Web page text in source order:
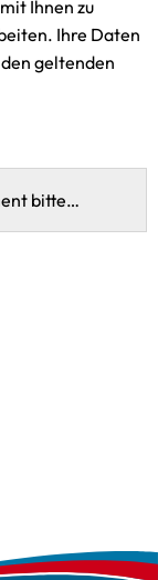
Ihnen zu
Ihre Daten
geltenden
bitte…